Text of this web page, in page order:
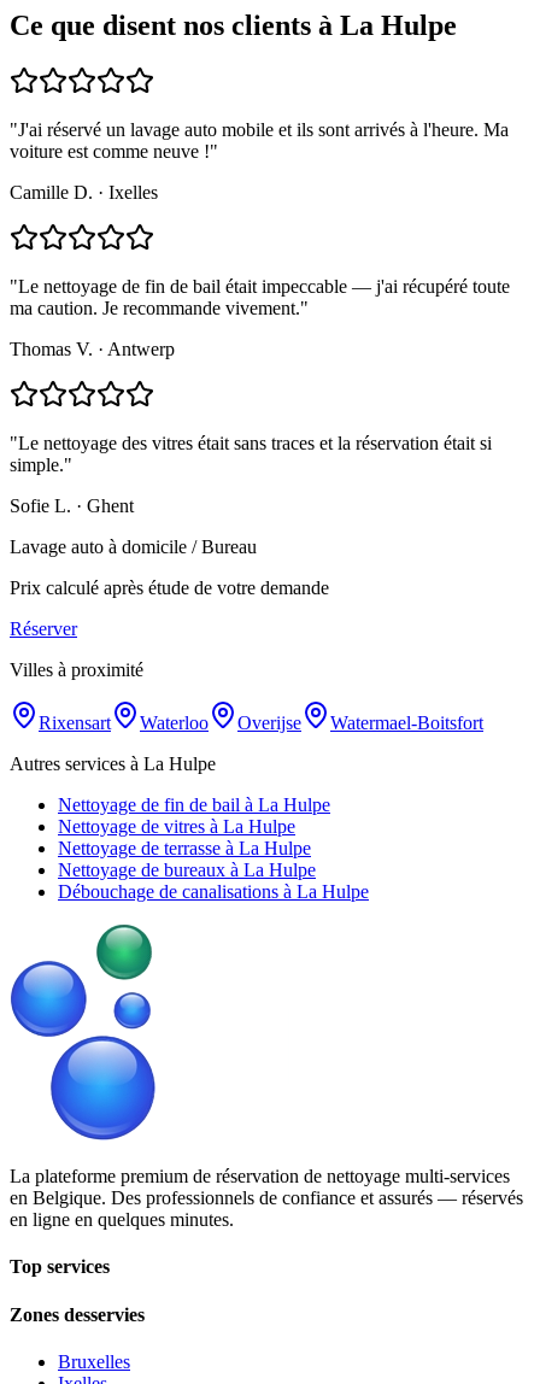
Ce que disent nos clients à La Hulpe
"J'ai réservé un lavage auto mobile et ils sont arrivés à l'heure. Ma
voiture est comme neuve !"
Camille D. · Ixelles
"Le nettoyage de fin de bail était impeccable — j'ai récupéré toute
ma caution. Je recommande vivement."
Thomas V. · Antwerp
"Le nettoyage des vitres était sans traces et la réservation était si
simple."
Sofie L. · Ghent
Lavage auto à domicile / Bureau
Prix calculé après étude de votre demande
Réserver
Villes à proximité
Rixensart Waterloo Overijse
Watermael-Boitsfort
Autres services à La Hulpe
Nettoyage de fin de bail à La Hulpe
Nettoyage de vitres à La Hulpe
Nettoyage de terrasse à La Hulpe
Nettoyage de bureaux à La Hulpe
Débouchage de canalisations à La Hulpe
La plateforme premium de réservation de nettoyage multi-services
en Belgique. Des professionnels de confiance et assurés — réservés
en ligne en quelques minutes.
Top services
Zones desservies
Bruxelles